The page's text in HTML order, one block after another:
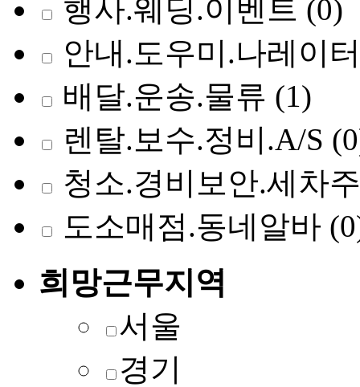
행사.웨딩.이벤트 (0)
안내.도우미.나레이터
배달.운송.물류 (1)
렌탈.보수.정비.A/S
청소.경비보안.세차
도소매점.동네알바
희망근무지역
서울
경기